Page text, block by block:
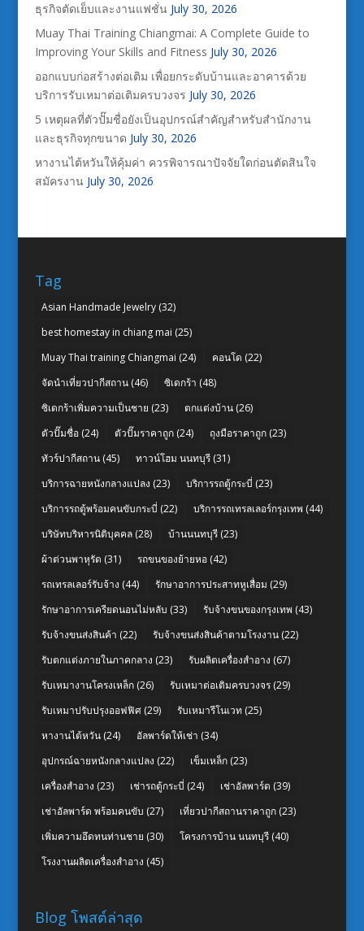
ธุรกิจตัดเย็บและงานแฟชั่น July 30, 2026
Muay Thai Training Chiangmai: A Complete Guide to
Improving Your Skills and Fitness July 30, 2026
ออกแบบก่อสร้างต่อเติม เพื่อยกระดับบ้านและอาคารด้วย
บริการรับเหมาต่อเติมครบวงจร July 30, 2026
5 เหตุผลที่ตัวปั๊มชื่อยังเป็นอุปกรณ์สำคัญสำหรับสำนักงาน
และธุรกิจทุกขนาด July 30, 2026
หางานไต้หวันให้คุ้มค่า ควรพิจารณาปัจจัยใดก่อนตัดสินใจ
สมัครงาน July 30, 2026
Tag
Asian Handmade Jewelry(32)
best homestay in chiang mai (25)
Muay Thai training Chiangmai (24) คอนโด (22)
จัดนำเที่ยวปากีสถาน(46) ซิเดกร้า (48)
ซิเดกร้าเพิ่มความเป็นชาย (23) ตกแต่งบ้าน(26)
ตัวปั๊มชื่อ(24) ตัวปั๊มราคาถูก(24) ถุงมือราคาถูก(23)
ทัวร์ปากีสถาน(45) ทาวน์โฮม นนทบุรี(31)
บริการฉายหนังกลางแปลง (23) บริการรถตู้กระบี่ (23)
บริการรถตู้พร้อมคนขับกระบี่ (22) บริการรถเทรลเลอร์กรุงเทพ (44)
บริษัทบริหารนิติบุคคล(28) บ้านนนทบุรี(23)
ผ้าต่วนพาหุรัด (31) รถขนของย้ายหอ(42)
รถเทรลเลอร์รับจ้าง (44) รักษาอาการประสาทหูเสื่อม (29)
รักษาอาการเครียดนอนไม่หลับ (33) รับจ้างขนของกรุงเทพ (43)
รับจ้างขนส่งสินค้า (22) รับจ้างขนส่งสินค้าตามโรงงาน(22)
รับตกแต่งภายในภาคกลาง (23) รับผลิตเครื่องสำอาง (67)
รับเหมางานโครงเหล็ก(26) รับเหมาต่อเติมครบวงจร(29)
รับเหมาปรับปรุงออฟฟิศ(29) รับเหมารีโนเวท (25)
หางานไต้หวัน(24) อัลพาร์ดให้เช่า (34)
อุปกรณ์ฉายหนังกลางแปลง (22) เข็มเหล็ก(23)
เครื่องสำอาง (23) เช่ารถตู้กระบี่ (24) เช่าอัลพาร์ด (39)
เช่าอัลพาร์ด พร้อมคนขับ (27) เที่ยวปากีสถานราคาถูก(23)
เพิ่มความอึดทนท่านชาย (30) โครงการบ้าน นนทบุรี(40)
โรงงานผลิตเครื่องสำอาง (45)
Blog โพสต์ล่าสุด